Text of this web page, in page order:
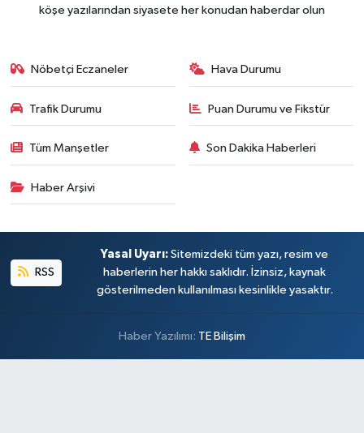
köşe yazılarından siyasete her konudan haberdar olun
Nöbetçi Eczaneler Hava Durumu
Trafik Durumu Puan Durumu ve Fikstür
Tüm Manşetler Son Dakika Haberleri
Haber Arşivi
RSS
Yasal Uyarı: Sitemizdeki tüm yazı, resim ve
haberlerin her hakkı saklıdır. İzinsiz, kaynak
gösterilmeden kullanılması kesinlikle yasaktır.
Haber Yazılımı: TE Bilişim